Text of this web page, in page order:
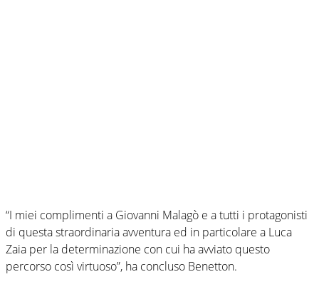
“I miei complimenti a Giovanni Malagò e a tutti i protagonisti
di questa straordinaria avventura ed in particolare a Luca
Zaia per la determinazione con cui ha avviato questo
percorso così virtuoso”, ha concluso Benetton.